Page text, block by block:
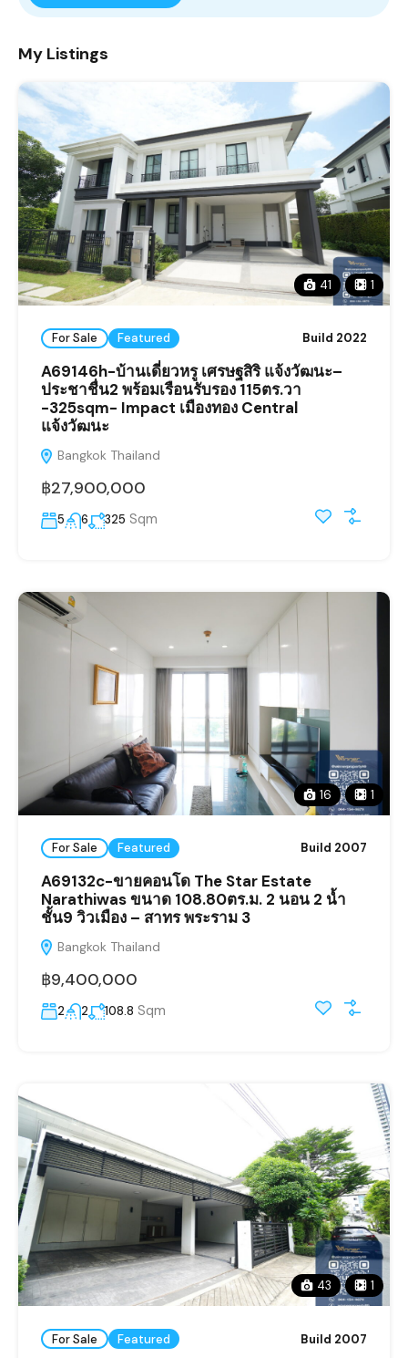
My Listings
41 1
For Sale Featured Build 2022
A69146h-บ้านเดี่ยวหรู เศรษฐสิริ แจ้งวัฒนะ–
ประชาชื่น2 พร้อมเรือนรับรอง 115ตร.วา
-325sqm- Impact เมืองทอง Central
แจ้งวัฒนะ
Bangkok Thailand
฿27,900,000
5 6 325 Sqm
16 1
For Sale Featured Build 2007
A69132c-ขายคอนโด The Star Estate
Narathiwas ขนาด 108.80ตร.ม. 2 นอน 2 น้ำ
ชั้น9 วิวเมือง – สาทร พระราม 3
Bangkok Thailand
฿9,400,000
2 2 108.8 Sqm
43 1
For Sale Featured Build 2007